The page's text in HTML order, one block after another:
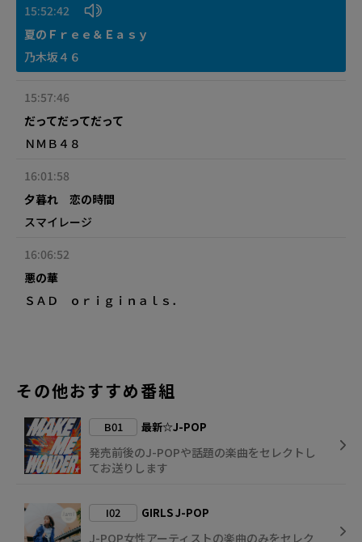
15:52:42
夏のＦｒｅｅ＆Ｅａｓｙ
乃木坂４６
15:57:46
だってだってだって
ＮＭＢ４８
16:01:58
夕暮れ 恋の時間
スマイレージ
16:06:52
悪の華
ＳＡＤ ｏｒｉｇｉｎａｌｓ．
その他おすすめ番組
B01 最新☆J-POP
発売前後のJ-POPや話題の楽曲をセレクトし
てお送りします
I02 GIRLS J-POP
J-POP女性アーティストの楽曲のみをセレク